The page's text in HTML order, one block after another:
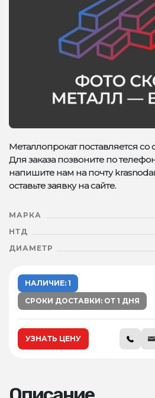
Металлопрокат поставляется со
Для заказа позвоните по
напишите нам на почту
оставьте заявку на сайте.
МАРКА
НТД
ДИАМЕТР
НАЛИЧИЕ: 1
СРОКИ ДОСТАВКИ: ОТ 1 ДНЯ
УЗНАТЬ ЦЕНУ